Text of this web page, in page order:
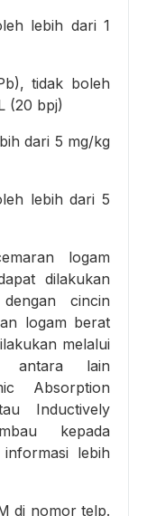
lebih dari 1
tidak boleh
(20 bpj)
dari 5 mg/kg
lebih dari 5
logam
dilakukan
cincin
logam berat
melalui
antara lain
Absorption
Inductively
kepada
lebih
di nomor telp.